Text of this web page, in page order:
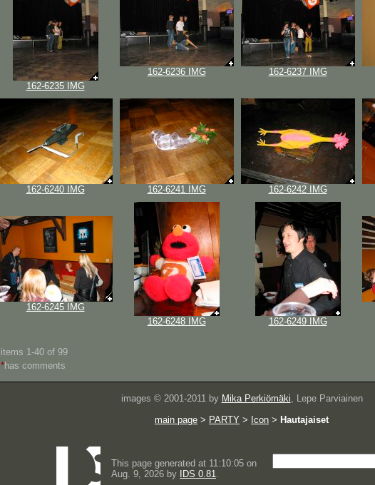
162-6235 IMG
162-6236 IMG 162-6237 IMG
162-6240 IMG 162-6241 IMG 162-6242 IMG
162-6245 IMG
162-6248 IMG
162-6249 IMG
items 1-40 of 99
*has comments
images © 2001-2011 by Mika Perkiömäki , Lepe Parviainen
main page > PARTY > Icon > Hautajaiset
This page generated at 11:10:05 on
Aug. 9, 2026 by
IDS 0.81